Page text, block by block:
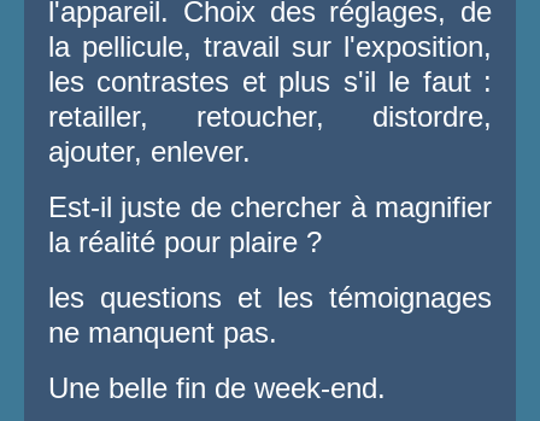
l'appareil. Choix des réglages, de
la pellicule, travail sur l'exposition,
les contrastes et plus s'il le faut :
retailler, retoucher, distordre,
ajouter, enlever.
Est-il juste de chercher à magnifier
la réalité pour plaire ?
les questions et les témoignages
ne manquent pas.
Une belle fin de week-end.